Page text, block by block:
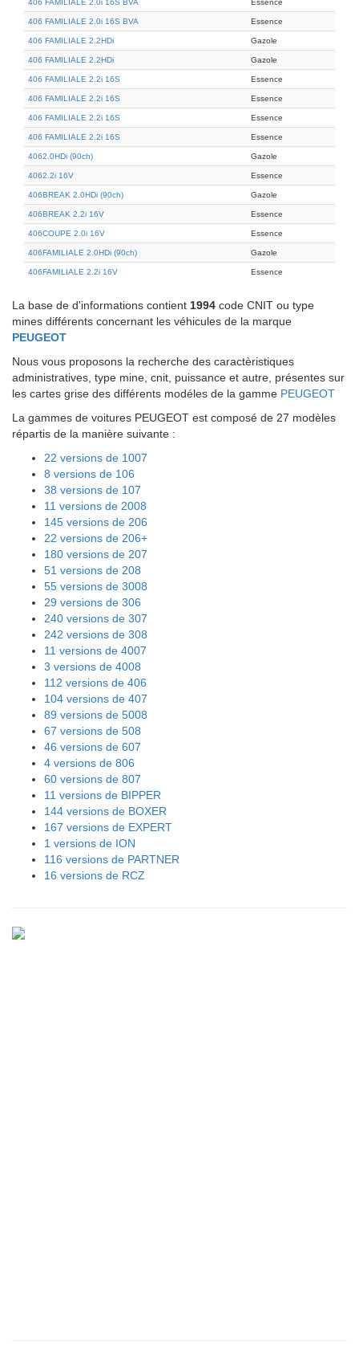
406 FAMILIALE 2.0i 16S BVA Essence
406 FAMILIALE 2.2HDi Gazole
406 FAMILIALE 2.2HDi Gazole
406 FAMILIALE 2.2i 16S Essence
406 FAMILIALE 2.2i 16S Essence
406 FAMILIALE 2.2i 16S Essence
406 FAMILIALE 2.2i 16S Essence
4062.0HDi (90ch) Gazole
4062.2i 16V Essence
406BREAK 2.0HDi (90ch) Gazole
406BREAK 2.2i 16V Essence
406COUPE 2.0i 16V Essence
406FAMILIALE 2.0HDi (90ch) Gazole
406FAMILIALE 2.2i 16V Essence
La base de d'informations contient 1994 code CNIT ou type
mines différents concernant les véhicules de la marque
PEUGEOT
Nous vous proposons la recherche des caractèristiques
administratives, type mine, cnit, puissance et autre, présentes sur
les cartes grise des différents modéles de la gamme PEUGEOT
La gammes de voitures PEUGEOT est composé de 27 modèles
répartis de la manière suivante :
22 versions de 1007
8 versions de 106
38 versions de 107
11 versions de 2008
145 versions de 206
22 versions de 206+
180 versions de 207
51 versions de 208
55 versions de 3008
29 versions de 306
240 versions de 307
242 versions de 308
11 versions de 4007
3 versions de 4008
112 versions de 406
104 versions de 407
89 versions de 5008
67 versions de 508
46 versions de 607
4 versions de 806
60 versions de 807
11 versions de BIPPER
144 versions de BOXER
167 versions de EXPERT
1 versions de ION
116 versions de PARTNER
16 versions de RCZ